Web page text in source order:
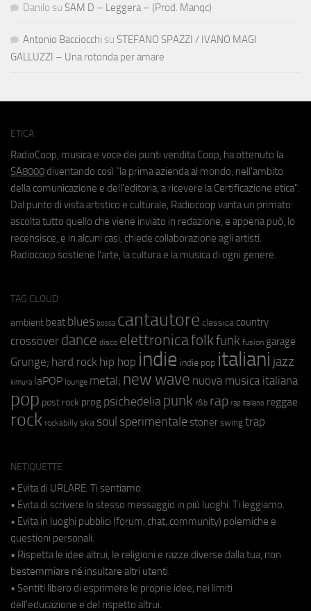
Danilo su SAM D – Leggera – (Prod. Manqc)
Antonio Bacciocchi su STEFANO SPAZZI / IVANO MAGI
GALLUZZI – Una rotonda per amare
ETICA
RadioCoop, musica e voce dei punti vendita Coop, ha ottenuto la
SA8000 diventando così "la prima azienda al mondo, nell'ambito
della comunicazione e dell'editoria, a ricevere la Certificazione etica".
Dal punto di vista artistico e culturale, Radiocoop vanta un primato:
ascolta tutto quello che viene inviato in redazione, e appena può, lo
recensisce, e in alcuni casi, chiede collaborazione agli artisti.
Radiocoop sostiene l'arte, la cultura e la musica di ogni genere.
TAG CLOUD
ambient beat blues bossa cantautore classica country
crossover dance disco elettronicafolkfunk fusion garage
Grunge; hard rock hip hop indie indie pop italiani jazz
kimura laPOP lounge metal; new wave nuova musica italiana
pop post rock prog psichedeliapunk r&b rap rap italiano reggae
rock rockabilly ska soul sperimentale stoner swing trap
NETIQUETTE
• Evita di URLARE. Ti sentiamo.
• Evita di scrivere lo stesso messaggio in più luoghi. Ti leggiamo.
• Evita in luoghi pubblici (forum, chat, community) polemiche e
questioni personali.
• Rispetta le idee altrui, le religioni e razze diverse dalla tua, non
bestemmiare né insultare altri utenti.
• Sentiti libero di esprimere le proprie idee, nei limiti
dell'educazione e del rispetto altrui.